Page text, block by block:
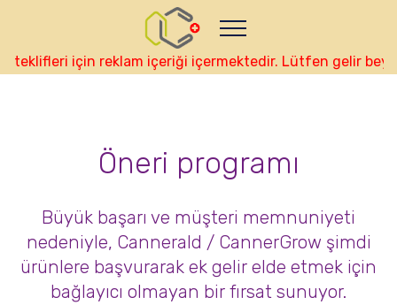
Nutze das POtential deiner Kryptowährungen
Monitor your performance and
earnings in tuerk real-time
view Skainet Channel on Youtube tuerk - Skainet
Beijing viewed "
CannerGrow by Cannerald -…"44 mins
için reklam içeriği içermektedir. Lütfen gelir
Öneri programı
Büyük başarı ve müşteri memnuniyeti
nedeniyle, Cannerald / CannerGrow şimdi
ürünlere başvurarak ek gelir elde etmek için
bağlayıcı olmayan bir fırsat sunuyor.